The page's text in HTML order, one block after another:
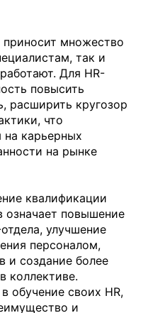
приносит множество
так и
Для HR-
повысить
расширить кругозор
что
на карьерных
на рынке
квалификации
означает повышение
улучшение
персоналом,
и создание более
коллективе.
обучение своих HR,
и